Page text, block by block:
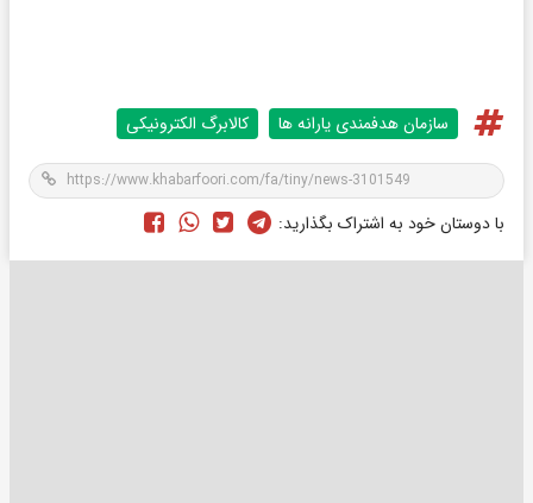
سازمان هدفمندی یارانه ها کالابرگ الکترونیکی
با دوستان خود به اشتراک بگذارید: